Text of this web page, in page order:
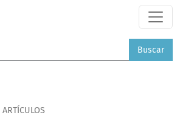
en la reincorporación de penados:
Buscar
ARTÍCULOS